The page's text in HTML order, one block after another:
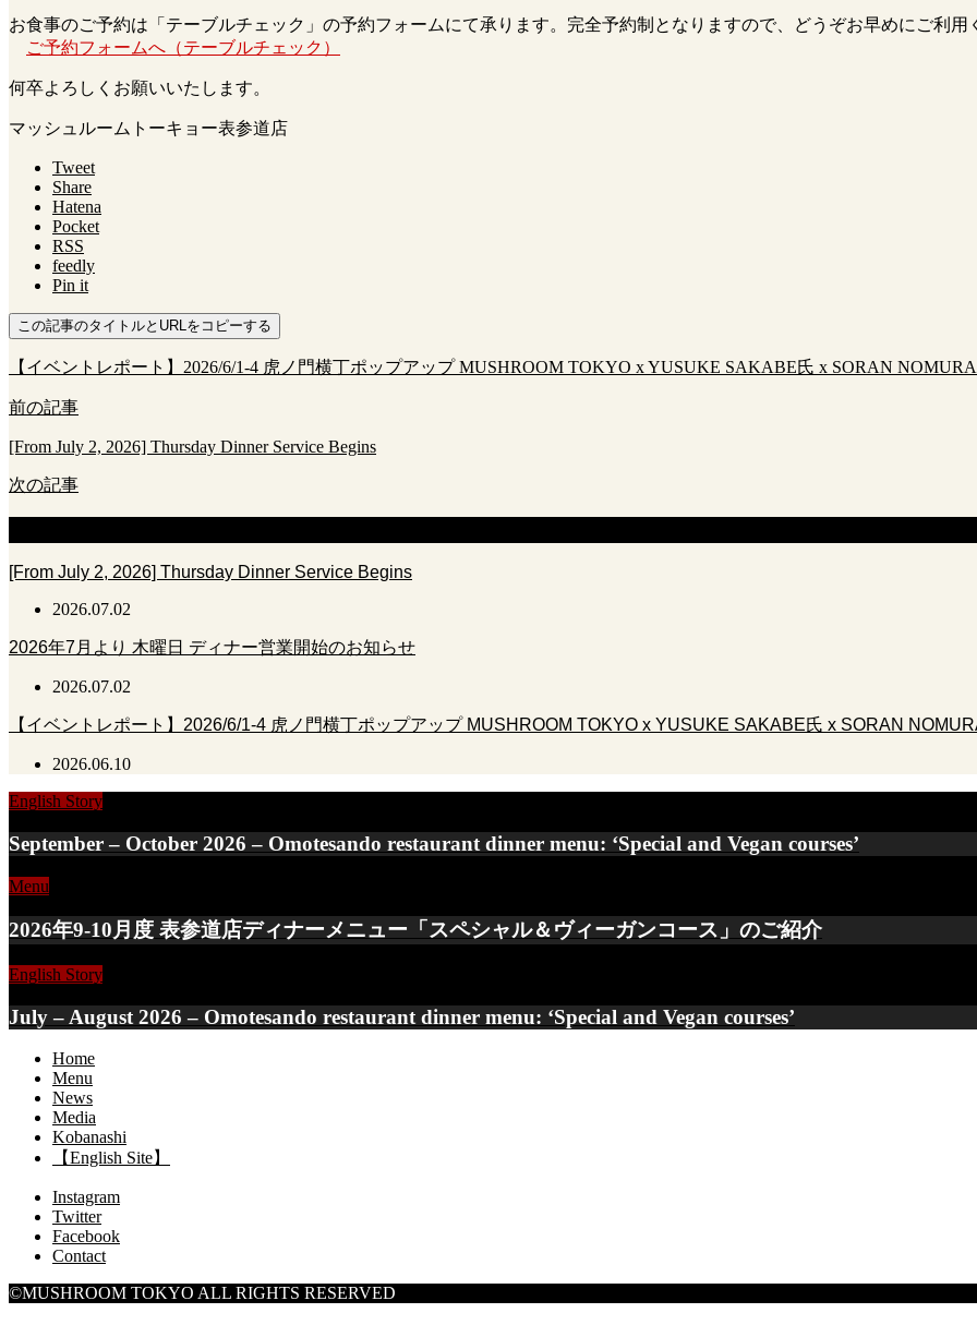
お食事のご予約は「テーブルチェック」の予約フォームにて承ります。完全予約制となりますので、どうぞお早めにご利用
ご予約フォームへ（テーブルチェック）
何卒よろしくお願いいたします。
マッシュルームトーキョー表参道店
Tweet
Share
Hatena
Pocket
RSS
feedly
Pin it
この記事のタイトルとURLをコピーする
【イベントレポート】2026/6/1-4 虎ノ門横丁ポップアップ MUSHROOM TOKYO x YUSUKE SAKABE氏 x SORAN
前の記事
[From July 2, 2026] Thursday Dinner Service Begins
次の記事
[From July 2, 2026] Thursday Dinner Service Begins
2026.07.02
2026年7月より 木曜日 ディナー営業開始のお知らせ
2026.07.02
【イベントレポート】2026/6/1-4 虎ノ門横丁ポップアップ MUSHROOM TOKYO x YUSUKE SAKABE氏 x SORAN
2026.06.10
English Story
September – October 2026 – Omotesando restaurant dinner menu: ‘Special and Vegan courses’
Menu
2026年9-10月度 表参道店ディナーメニュー「スペシャル＆ヴィーガンコース」のご紹介
English Story
July – August 2026 – Omotesando restaurant dinner menu: ‘Special and Vegan courses’
Home
Menu
News
Media
Kobanashi
【English Site】
Instagram
Twitter
Facebook
Contact
©MUSHROOM TOKYO ALL RIGHTS RESERVED